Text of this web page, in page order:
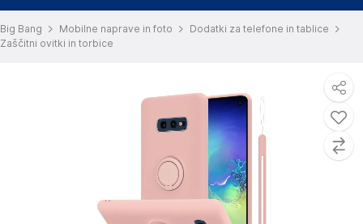
Big Bang Mobilne naprave in foto
Dodatki za telefone in tablice
Zaščitni ovitki in torbice